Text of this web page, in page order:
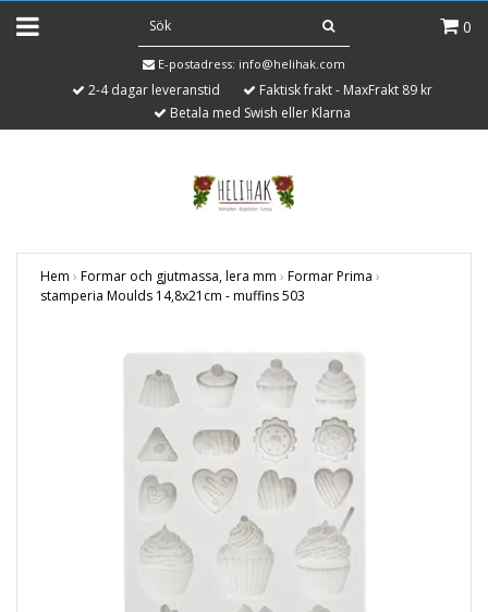
0
E-postadress: info@helihak.com
2-4 dagar leveranstid
Faktisk frakt - MaxFrakt 89 kr
Betala med Swish eller Klarna
Hem › Formar och gjutmassa, lera mm › Formar Prima ›
stamperia Moulds 14,8x21cm - muffins 503